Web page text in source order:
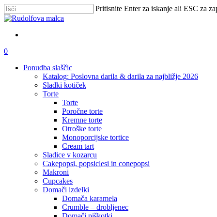
Skip
to
content
Pritisnite Enter za iskanje ali ESC za
Zapri
išči
account
0
Ponudba slaščic
Katalog: Poslovna darila & darila za najbližje 2026
Sladki kotiček
Torte
Torte
Poročne torte
Kremne torte
Otroške torte
Monoporcijske tortice
Cream tart
Sladice v kozarcu
Cakepopsi, popsiclesi in conepopsi
Makroni
Cupcakes
Domači izdelki
Domača karamela
Crumble – drobljenec